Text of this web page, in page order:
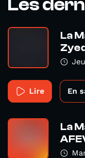
Les
La
Lire En
La